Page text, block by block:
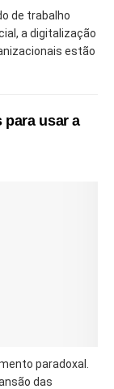
de trabalho
a digitalização
estão
para usar a
paradoxal.
das